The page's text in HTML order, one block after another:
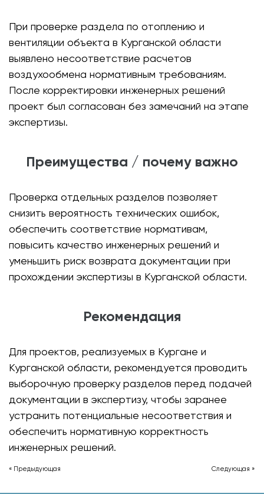
При проверке раздела по отоплению и
вентиляции объекта в Курганской области
выявлено несоответствие расчетов
воздухообмена нормативным требованиям.
После корректировки инженерных решений
проект был согласован без замечаний на этапе
экспертизы.
Преимущества / почему важно
Проверка отдельных разделов позволяет
снизить вероятность технических ошибок,
обеспечить соответствие нормативам,
повысить качество инженерных решений и
уменьшить риск возврата документации при
прохождении экспертизы в Курганской области.
Рекомендация
Для проектов, реализуемых в Кургане и
Курганской области, рекомендуется проводить
выборочную проверку разделов перед подачей
документации в экспертизу, чтобы заранее
устранить потенциальные несоответствия и
обеспечить нормативную корректность
инженерных решений.
Следующая »
« Предыдующая